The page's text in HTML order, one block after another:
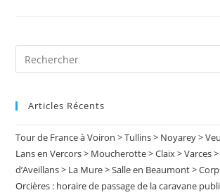
Giraudière
Articles Récents
Tour de France à Voiron > Tullins > Noyarey >
Lans en Vercors > Moucherotte > Claix > Varces
d’Aveillans > La Mure > Salle en Beaumont >
Orcières : horaire de passage de la caravane